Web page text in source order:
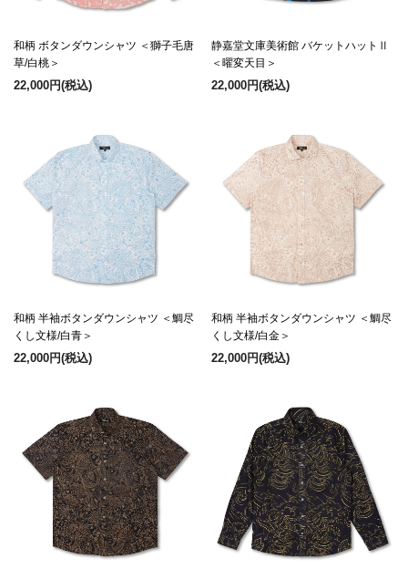
和柄 ボタンダウンシャツ ＜獅子毛唐
草/白桃＞
22,000円(税込)
静嘉堂文庫美術館 バケットハットⅡ
＜曜変天目＞
22,000円(税込)
和柄 半袖ボタンダウンシャツ ＜鯛尽
くし文様/白青＞
22,000円(税込)
和柄 半袖ボタンダウンシャツ ＜鯛尽
くし文様/白金＞
22,000円(税込)